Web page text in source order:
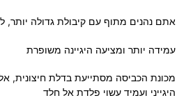
אתם נהנים מתוף עם קיבולת גדולה יותר,
עמידה יותר ומציעה היגיינה משופרת
היגייני ועמיד עשוי פלדת אל חלד